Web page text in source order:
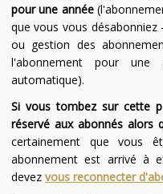
pour une année
que vous vous
ou gestion des
l'abonnement pour une
automatique).
Si vous tombez sur cette
réservé aux abonnés alors
certainement que vous
abonnement est arrivé à
devez vous reconnecter